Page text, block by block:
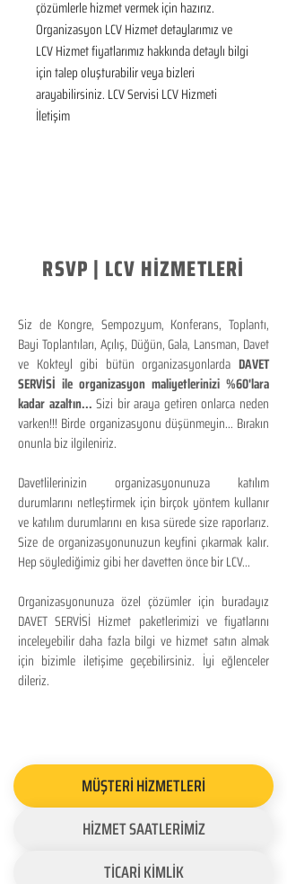
çözümlerle hizmet vermek için hazırız.
Organizasyon LCV Hizmet detaylarımız ve
LCV Hizmet fiyatlarımız hakkında detaylı bilgi
için talep oluşturabilir veya bizleri
arayabilirsiniz. LCV Servisi LCV Hizmeti
İletişim
RSVP | LCV HİZMETLERİ
Siz de Kongre, Sempozyum, Konferans, Toplantı,
Bayi Toplantıları, Açılış, Düğün, Gala, Lansman, Davet
ve Kokteyl gibi bütün organizasyonlarda DAVET
SERVİSİ ile organizasyon maliyetlerinizi %60'lara
kadar azaltın...Sizi bir araya getiren onlarca neden
varken!!! Birde organizasyonu düşünmeyin... Bırakın
onunla biz ilgileniriz.
Davetlilerinizin organizasyonunuza katılım
durumlarını netleştirmek için birçok yöntem kullanır
ve katılım durumlarını en kısa sürede size raporlarız.
Size de organizasyonunuzun keyfini çıkarmak kalır.
Hep söylediğimiz gibi her davetten önce bir LCV...
Organizasyonunuza özel çözümler için buradayız
DAVET SERVİSİ Hizmet paketlerimizi ve fiyatlarını
inceleyebilir daha fazla bilgi ve hizmet satın almak
için bizimle iletişime geçebilirsiniz. İyi eğlenceler
dileriz.
MÜŞTERİ HİZMETLERİ
HİZMET SAATLERİMİZ
TİCARİ KİMLİK